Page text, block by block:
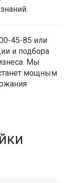
45-85 или
и подбора
Мы
мощным